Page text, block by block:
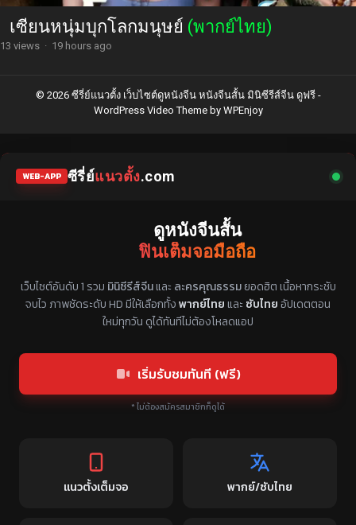
เซียนหนุ่มบุกโลกมนุษย์ (พากย์ไทย)
13 views · 19 hours ago
© 2026 ซีรี่ย์แนวตั้ง เว็บไซต์ดูหนังจีน หนังจีนสั้น มินิซีรีส์จีน ดูฟรี -
WordPress Video Themeby WPEnjoy
WEB-APP ซีรี่ย์แนวตั้ง.com
ดูหนังจีนสั้น
ฟินเต็มจอมือถือ
เว็บไซต์อันดับ 1 รวม มินิซีรีส์จีนและ ละครคุณธรรมยอดฮิต เนื้อหากระชับ
จบไว ภาพชัดระดับ HD มีให้เลือกทั้งพากย์ไทยและ ซับไทยอัปเดตตอน
ใหม่ทุกวัน ดูได้ทันทีไม่ต้องโหลดแอป
เริ่มรับชมทันที (ฟรี)
* ไม่ต้องสมัครสมาชิกก็ดูได้
แนวตั้งเต็มจอ พากย์/ซับไทย